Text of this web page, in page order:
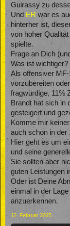
Guirassy zu
Und ERwar es
hinterher ist,
von hoher
spielte.
Frage an Dich
Was ist wichtiger?
Als offensiver
vorzubereiten
fragwürdige, 11%
Brandt hat sich in
gesteigert und
Komme mir
auch schon in der
Hier geht es um
und seine
Sie sollten aber
guten Leistungen
Oder ist Deine
einmal in der
anzuerkennen.
12. Februar 2025